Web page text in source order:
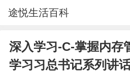
途悦生活百科
深入学习-C-掌握内存
学习习总书记系列讲